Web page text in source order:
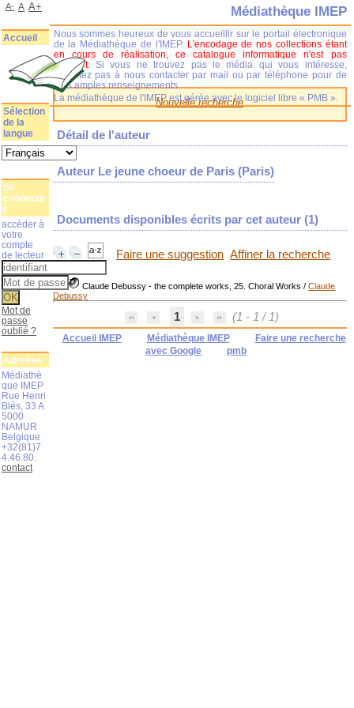
Nouvelle recherche
Détail de l'auteur
Auteur Le jeune choeur de Paris (Paris)
Documents disponibles écrits par cet auteur (1)
Faire une suggestion Affiner la recherche
Claude Debussy - the complete works, 25. Choral Works /Claude
Debussy
1 (1 - 1 / 1)
Accueil IMEP Médiathèque IMEP
Faire une recherche
avec Google
pmb
Médiathèque IMEP
Nous sommes heureux de vous accueillir sur le portail électronique
de la Médiathèque de l'IMEP. L'encodage de nos collections étant
en cours de réalisation, ce catalogue informatique n'est pas
complet.
Si vous ne trouvez pas le média qui vous intéresse,
n'hésitez pas à nous contacter par mail ou par téléphone pour de
plus amples renseignements.
La médiathèque de l'IMEP est gérée avec le logiciel libre « PMB ».
A- A A+
Accueil
Sélection
de la
langue
Se
connecte
r
accéder à
votre
compte
de lecteur
Mot de
passe
oublié ?
Adresse
Médiathè
que IMEP
Rue Henri
Blès, 33 A
5000
NAMUR
Belgique
+32(81)7
4.46.80.
contact